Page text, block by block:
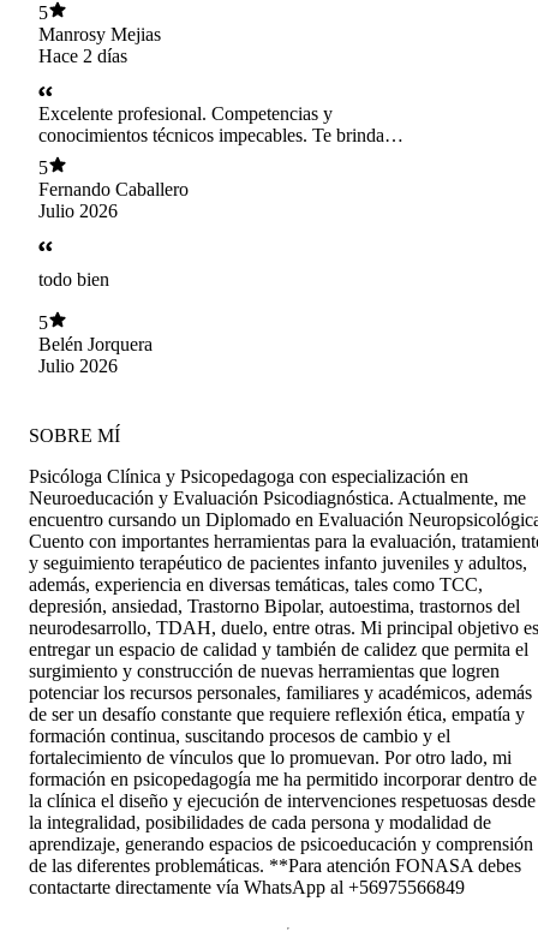
5
Manrosy Mejias
Hace 2 días
Excelente profesional. Competencias y
conocimientos técnicos impecables. Te brinda
un espacio seguro, sin juicios, donde uno se
siente realmente apoyado en el proceso.
5
Fernando Caballero
Julio 2026
todo bien
5
Belén Jorquera
Julio 2026
SOBRE MÍ
Psicóloga Clínica y Psicopedagoga con especialización en
Neuroeducación y Evaluación Psicodiagnóstica. Actualmente, me
encuentro cursando un Diplomado en Evaluación
Cuento con importantes herramientas para la evaluación,
y seguimiento terapéutico de pacientes infanto juveniles y adultos,
además, experiencia en diversas temáticas, tales como TCC,
depresión, ansiedad, Trastorno Bipolar, autoestima, trastornos del
neurodesarrollo, TDAH, duelo, entre otras. Mi principal objetivo es
entregar un espacio de calidad y también de calidez que permita el
surgimiento y construcción de nuevas herramientas que logren
potenciar los recursos personales, familiares y académicos, además
de ser un desafío constante que requiere reflexión ética, empatía y
formación continua, suscitando procesos de cambio y el
fortalecimiento de vínculos que lo promuevan. Por otro lado, mi
formación en psicopedagogía me ha permitido incorporar dentro de
la clínica el diseño y ejecución de intervenciones respetuosas desde
la integralidad, posibilidades de cada persona y modalidad de
aprendizaje, generando espacios de psicoeducación y comprensión
de las diferentes problemáticas. **Para atención FONASA debes
contactarte directamente vía WhatsApp al +56975566849